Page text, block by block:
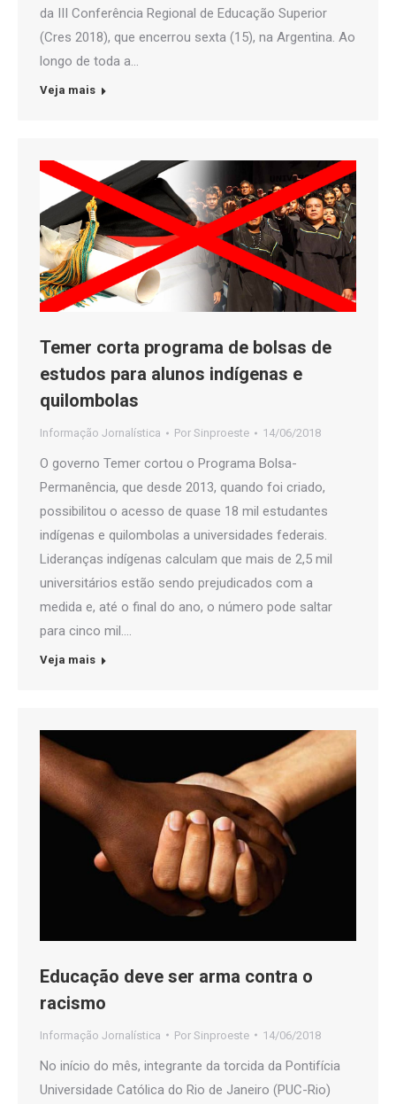
da III Conferência Regional de Educação Superior
(Cres 2018), que encerrou sexta (15), na Argentina. Ao
longo de toda a…
Veja mais
Temer corta programa de bolsas de
estudos para alunos indígenas e
quilombolas
Informação Jornalística Por Sinproeste 14/06/2018
O governo Temer cortou o Programa Bolsa-
Permanência, que desde 2013, quando foi criado,
possibilitou o acesso de quase 18 mil estudantes
indígenas e quilombolas a universidades federais.
Lideranças indígenas calculam que mais de 2,5 mil
universitários estão sendo prejudicados com a
medida e, até o final do ano, o número pode saltar
para cinco mil.…
Veja mais
Educação deve ser arma contra o
racismo
Informação Jornalística Por Sinproeste 14/06/2018
No início do mês, integrante da torcida da Pontifícia
Universidade Católica do Rio de Janeiro (PUC-Rio)